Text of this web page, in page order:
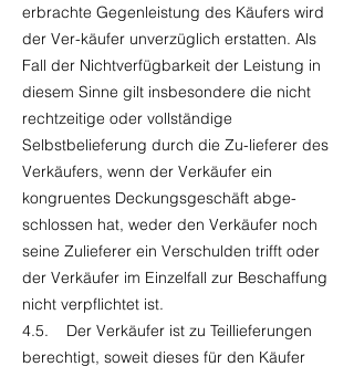
erbrachte Gegenleistung des Käufers wird
der Ver-käufer unverzüglich erstatten. Als
Fall der Nichtverfügbarkeit der Leistung in
diesem Sinne gilt insbesondere die nicht
rechtzeitige oder vollständige
Selbstbelieferung durch die Zu-lieferer des
Verkäufers, wenn der Verkäufer ein
kongruentes Deckungsgeschäft abge-
schlossen hat, weder den Verkäufer noch
seine Zulieferer ein Verschulden trifft oder
der Verkäufer im Einzelfall zur Beschaffung
nicht verpflichtet ist.
4.5. Der Verkäufer ist zu Teillieferungen
berechtigt, soweit dieses für den Käufer